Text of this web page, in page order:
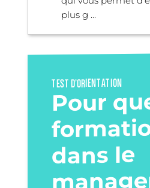
plus g ...
TEST D’ORIENTATION
Pour
dans le